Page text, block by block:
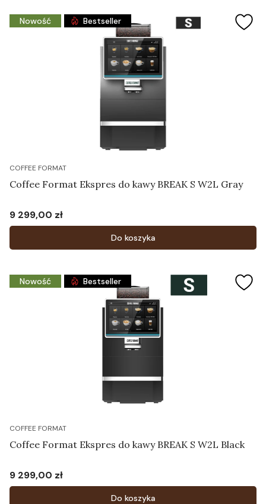
Nowość Bestseller
COFFEE FORMAT
Coffee Format Ekspres do kawy BREAK S W2L Gray
Cena
9 299,00 zł
Do koszyka
Nowość Bestseller
COFFEE FORMAT
Coffee Format Ekspres do kawy BREAK S W2L Black
Cena
9 299,00 zł
Do koszyka